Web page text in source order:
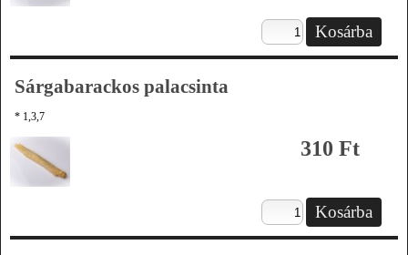
Sárgabarackos palacsinta
* 1,3,7
310 Ft